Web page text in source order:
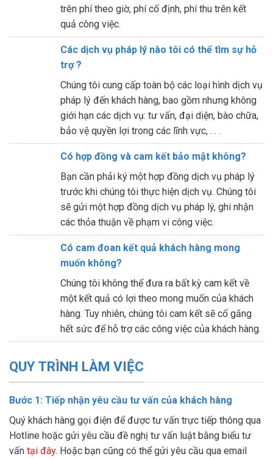
trên phí theo giờ, phí cố định, phí thu trên kết
quả công việc.
Các dịch vụ pháp lý nào tôi có thể tìm sự hỗ
trợ ?
Chúng tôi cung cấp toàn bộ các loại hình dịch vụ
pháp lý đến khách hàng, bao gồm nhưng không
giới hạn các dịch vụ: tư vấn, đại diện, bào chữa,
bảo vệ quyền lợi trong các lĩnh vực, . . .
Có hợp đồng và cam kết bảo mật không?
Bạn cần phải ký một hợp đồng dịch vụ pháp lý
trước khi chúng tôi thực hiện dịch vụ. Chúng tôi
sẽ gửi một hợp đồng dịch vụ pháp lý, ghi nhận
các thỏa thuận về phạm vi công việc.
Có cam đoan kết quả khách hàng mong
muốn không?
Chúng tôi không thể đưa ra bất kỳ cam kết về
một kết quả có lợi theo mong muốn của khách
hàng. Tuy nhiên, chúng tôi cam kết sẽ cố gắng
hết sức để hỗ trợ các công việc của khách hàng.
QUY TRÌNH LÀM VIỆC
Bước 1: Tiếp nhận yêu cầu tư vấn của khách hàng
Quý khách hàng gọi điện để được tư vấn trực tiếp thông qua
Hotline hoặc gửi yêu cầu đề nghị tư vấn luật bằng biểu tư
vấn tại đây. Hoặc bạn cũng có thể gửi yêu cầu qua email